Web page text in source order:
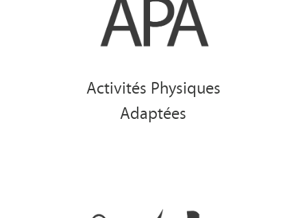
Activités Physiques
Adaptées